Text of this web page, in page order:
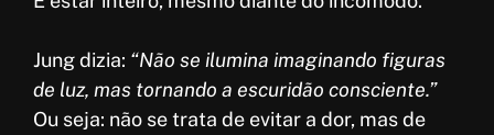
Jung dizia: “Não se ilumina imaginando figuras
de luz, mas tornando a escuridão consciente.”
Ou seja: não se trata de evitar a dor, mas de